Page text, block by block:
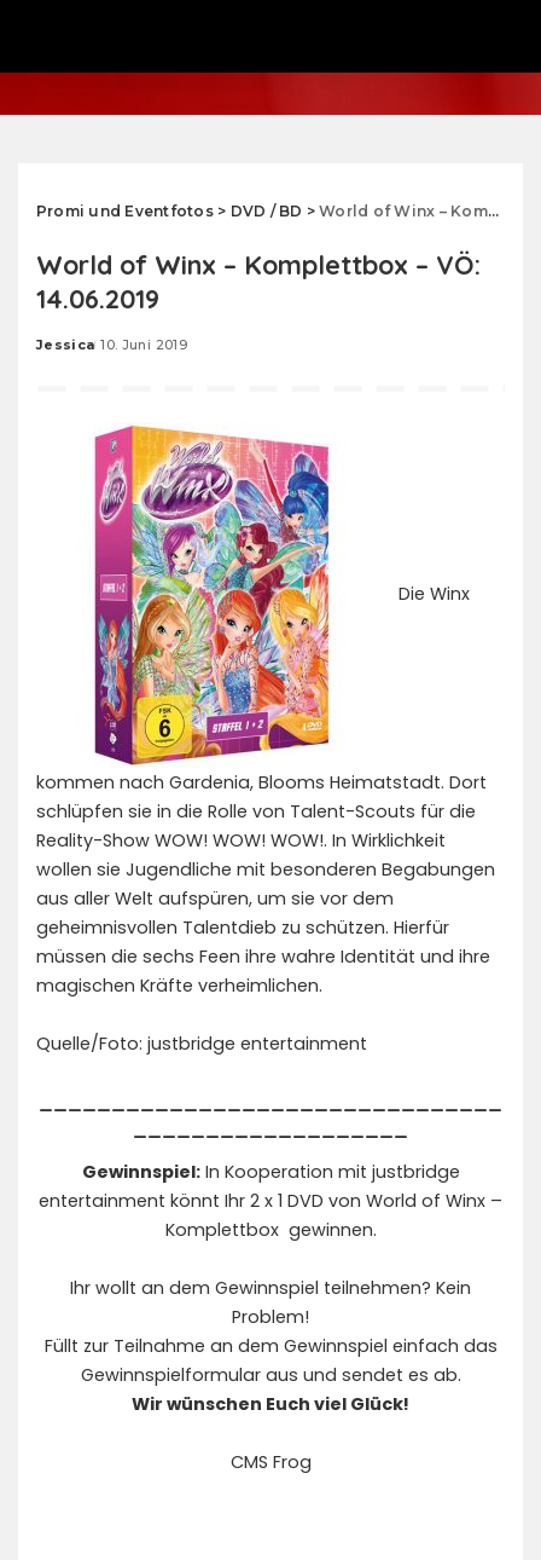
Promi und Eventfotos> DVD / BD >World of Winx – Komplettbox – VÖ: 14.06.2019
World of Winx – Komplettbox – VÖ:
14.06.2019
Posted
Jessica 10. Juni 2019
Die Winx
kommen nach Gardenia, Blooms Heimatstadt. Dort
schlüpfen sie in die Rolle von Talent-Scouts für die
Reality-Show WOW! WOW! WOW!. In Wirklichkeit
wollen sie Jugendliche mit besonderen Begabungen
aus aller Welt aufspüren, um sie vor dem
geheimnisvollen Talentdieb zu schützen. Hierfür
müssen die sechs Feen ihre wahre Identität und ihre
magischen Kräfte verheimlichen.
Quelle/Foto: justbridge entertainment
Gewinnspiel:In Kooperation mit justbridge
entertainment könnt Ihr 2 x 1 DVD von World of Winx –
Komplettbox gewinnen.
Ihr wollt an dem Gewinnspiel teilnehmen? Kein
Problem!
Füllt zur Teilnahme an dem Gewinnspiel einfach das
Gewinnspielformular aus und sendet es ab.
Wir wünschen Euch viel Glück!
CMS Frog